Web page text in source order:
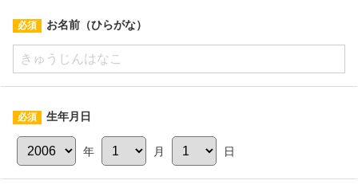
お名前（ひらがな）
生年月日
年 月 日